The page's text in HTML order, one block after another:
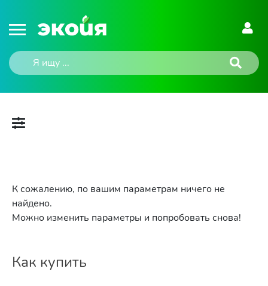
К сожалению, по вашим параметрам ничего не
найдено.
Можно изменить параметры и попробовать снова!
Как купить